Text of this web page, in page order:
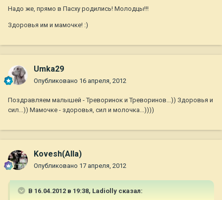
Надо же, прямо в Пасху родились! Молодцы!!!
Здоровья им и мамочке! :)
Umka29
Опубликовано 16 апреля, 2012
Поздравляем малышей - Треворинок и Треворинов...)) Здоровья и
сил...)) Мамочке - здоровья, сил и молочка...))))
Kovesh(Alla)
Опубликовано 17 апреля, 2012
В 16.04.2012 в 19:38, Ladiolly сказал: